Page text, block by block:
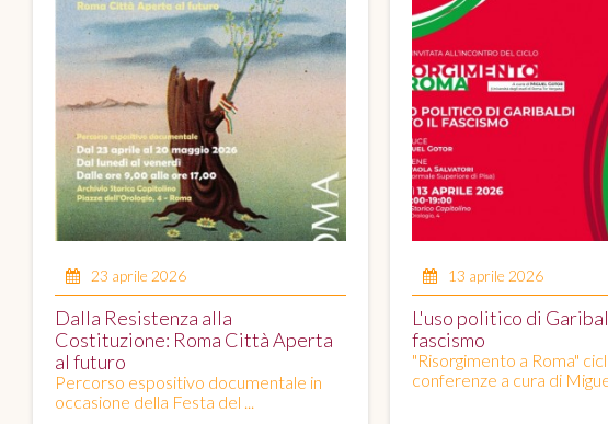
23 aprile 2026
Dalla Resistenza alla
Costituzione: Roma Città Aperta
al futuro
Percorso espositivo documentale in
occasione della Festa del ...
13 aprile 2026
L'uso politico di
fascismo
"Risorgimento a Roma"
conferenze a cura di